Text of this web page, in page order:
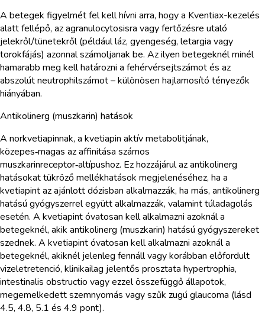
A betegek figyelmét fel kell hívni arra, hogy a Kventiax-kezelés
alatt fellépő, az agranulocytosisra vagy fertőzésre utaló
jelekről/tünetekről (például láz, gyengeség, letargia vagy
torokfájás) azonnal számoljanak be. Az ilyen betegeknél minél
hamarabb meg kell határozni a fehérvérsejtszámot és az
abszolút neutrophilszámot – különösen hajlamosító tényezők
hiányában.
Antikolinerg (muszkarin) hatások
A norkvetiapinnak, a kvetiapin aktív metabolitjának,
közepes‑magas az affinitása számos
muszkarinreceptor‑altípushoz. Ez hozzájárul az antikolinerg
hatásokat tükröző mellékhatások megjelenéséhez, ha a
kvetiapint az ajánlott dózisban alkalmazzák, ha más, antikolinerg
hatású gyógyszerrel együtt alkalmazzák, valamint túladagolás
esetén. A kvetiapint óvatosan kell alkalmazni azoknál a
betegeknél, akik antikolinerg (muszkarin) hatású gyógyszereket
szednek. A kvetiapint óvatosan kell alkalmazni azoknál a
betegeknél, akiknél jelenleg fennáll vagy korábban előfordult
vizeletretenció, klinikailag jelentős prosztata hypertrophia,
intestinalis obstructio vagy ezzel összefüggő állapotok,
megemelkedett szemnyomás vagy szűk zugú glaucoma (lásd
4.5, 4.8, 5.1 és 4.9 pont).